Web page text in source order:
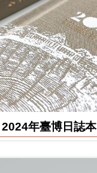
2024年臺博日誌本